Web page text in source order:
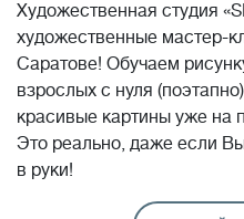
Художественная студия
художественные мастер-
Саратове! Обучаем
взрослых с нуля
красивые картины уже на
Это реально, даже если
в руки!